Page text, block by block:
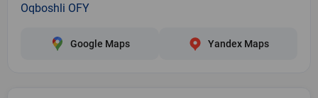
Oqboshli OFY
Google Maps Yandex Maps